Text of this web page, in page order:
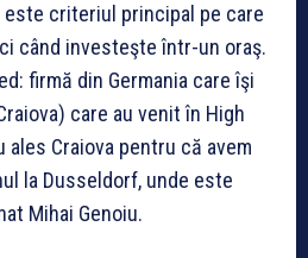
criteriul principal pe care
când investeşte într-un oraş.
firmă din Germania care îşi
care au venit în High
ales Craiova pentru că avem
la Dusseldorf, unde este
Mihai Genoiu.